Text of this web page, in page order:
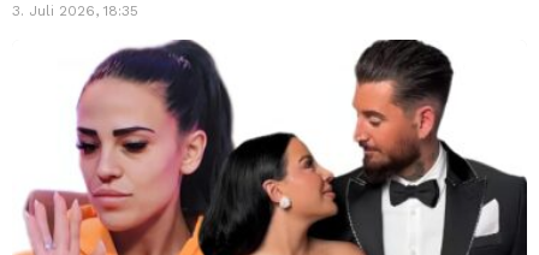
3. Juli 2026, 18:35